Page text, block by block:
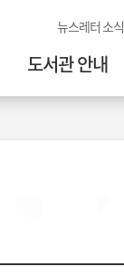
뉴스레터 소식
도서관 안내